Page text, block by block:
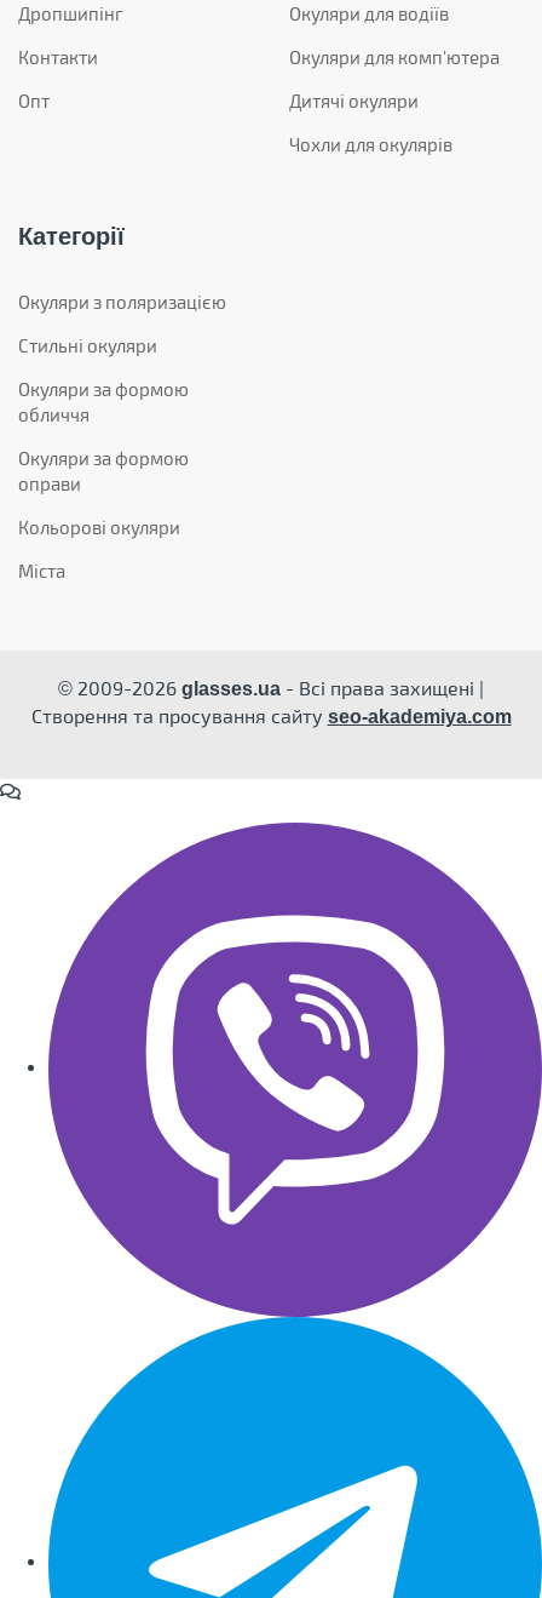
Дропшипінг
Контакти
Опт
Окуляри для водіїв
Окуляри для комп'ютера
Дитячі окуляри
Чохли для окулярів
Категорії
Окуляри з поляризацією
Стильні окуляри
Окуляри за формою
обличчя
Окуляри за формою
оправи
Кольорові окуляри
Міста
© 2009-2026 glasses.ua - Всі права захищені |
Створення та просування сайту seo-akademiya.com